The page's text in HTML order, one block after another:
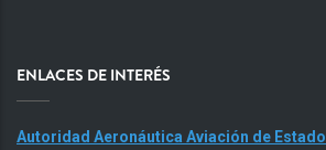
ENLACES DE INTERÉS
Autoridad Aeronáutica Aviación de Estado